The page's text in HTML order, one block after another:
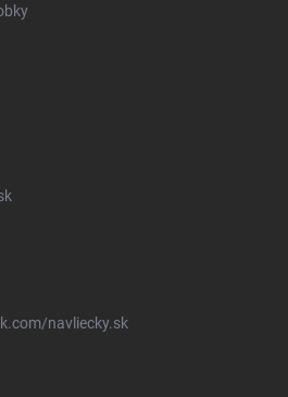
navliecky.sk